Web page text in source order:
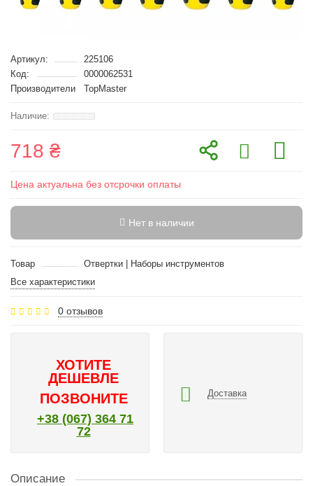
Артикул:
225106
Код:
0000062531
Производители
TopMaster
718 ₴
Цена актуальна без отсрочки оплаты
Нет в наличии
Товар
Отвертки | Наборы инструментов
Все характеристики
0 отзывов
ХОТИТЕ
ДЕШЕВЛЕ
ПОЗВОНИТЕ
+38 (067) 364 71
72
Доставка
Описание